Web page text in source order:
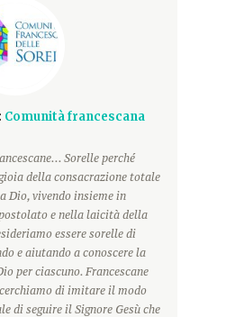
Comunità francescana
Sorelle perché
della consacrazione totale
Dio, vivendo insieme in
e nella laicità della
essere sorelle di
e aiutando a conoscere la
per ciascuno. Francescane
cerchiamo di imitare il modo
di seguire il Signore Gesù che